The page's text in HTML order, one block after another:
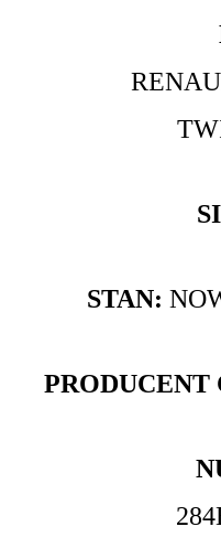
STAN:
PRODUCENT